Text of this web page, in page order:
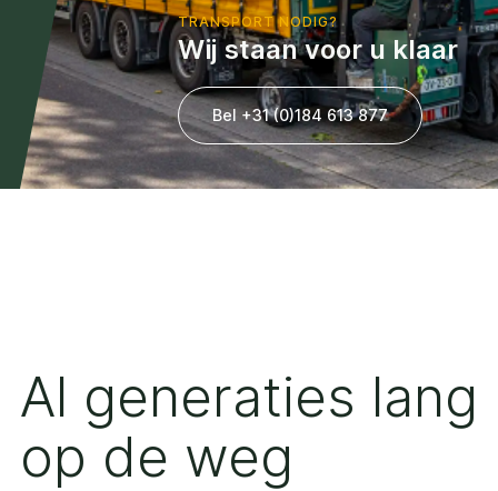
TRANSPORT NODIG?
Wij staan voor u klaar
Bel +31 (0)184 613 877
Al generaties lang
op de weg